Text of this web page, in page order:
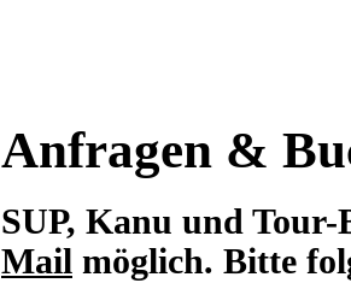
Anfragen &
SUP, Kanu und
Mail möglich. Bitte